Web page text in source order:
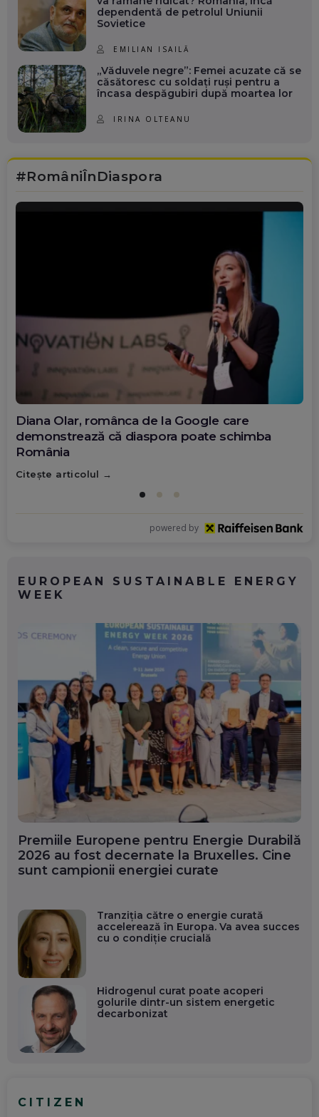
dependentă de petrolul Uniunii
Sovietice
EMILIAN ISAILĂ
„Văduvele negre”: Femei acuzate că se
căsătoresc cu soldați ruși pentru a
încasa despăgubiri după moartea lor
IRINA OLTEANU
#RomâniÎnDiaspora
Diana Olar, românca de la Google care
demonstrează că diaspora poate schimba
România
Citește articolul
powered by
EUROPEAN SUSTAINABLE ENERGY
WEEK
Premiile Europene pentru Energie Durabilă
2026 au fost decernate la Bruxelles. Cine
sunt campionii energiei curate
Tranziția către o energie curată
accelerează în Europa. Va avea succes
cu o condiție crucială
Hidrogenul curat poate acoperi
golurile dintr-un sistem energetic
decarbonizat
CITIZEN